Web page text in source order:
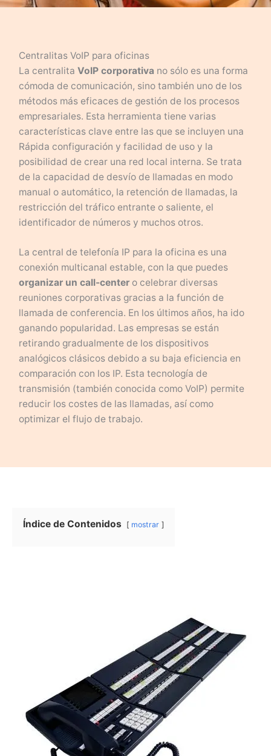
Centralitas VoIP para oficinas
La centralita VoIP corporativa no sólo es una forma
cómoda de comunicación, sino también uno de los
métodos más eficaces de gestión de los procesos
empresariales. Esta herramienta tiene varias
características clave entre las que se incluyen una
Rápida configuración y facilidad de uso y la
posibilidad de crear una red local interna. Se trata
de la capacidad de desvío de llamadas en modo
manual o automático, la retención de llamadas, la
restricción del tráfico entrante o saliente, el
identificador de números y muchos otros.
La central de telefonía IP para la oficina es una
conexión multicanal estable, con la que puedes
organizar un call-center o celebrar diversas
reuniones corporativas gracias a la función de
llamada de conferencia. En los últimos años, ha ido
ganando popularidad. Las empresas se están
retirando gradualmente de los dispositivos
analógicos clásicos debido a su baja eficiencia en
comparación con los IP. Esta tecnología de
transmisión (también conocida como VoIP) permite
reducir los costes de las llamadas, así como
optimizar el flujo de trabajo.
Índice de Contenidos mostrar